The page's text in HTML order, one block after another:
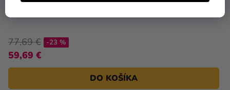
77,69 €
59,69 €
-23 %
DO KOŠÍKA